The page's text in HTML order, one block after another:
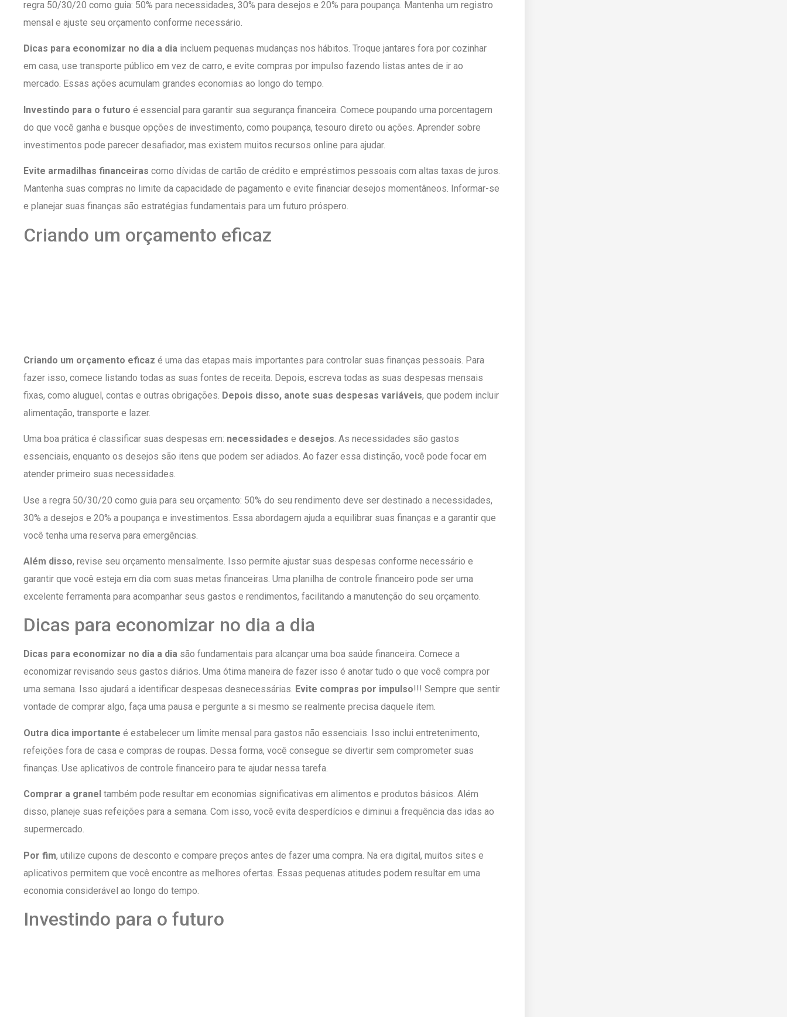
regra 50/30/20 como guia: 50% para necessidades, 30% para desejos e 20% para poupança. Mantenha um registro
mensal e ajuste seu orçamento conforme necessário.
Dicas para economizar no dia a dia incluem pequenas mudanças nos hábitos. Troque jantares fora por cozinhar
em casa, use transporte público em vez de carro, e evite compras por impulso fazendo listas antes de ir ao
mercado. Essas ações acumulam grandes economias ao longo do tempo.
Investindo para o futuro é essencial para garantir sua segurança financeira. Comece poupando uma porcentagem
do que você ganha e busque opções de investimento, como poupança, tesouro direto ou ações. Aprender sobre
investimentos pode parecer desafiador, mas existem muitos recursos online para ajudar.
Evite armadilhas financeiras como dívidas de cartão de crédito e empréstimos pessoais com altas taxas de juros.
Mantenha suas compras no limite da capacidade de pagamento e evite financiar desejos momentâneos. Informar-se
e planejar suas finanças são estratégias fundamentais para um futuro próspero.
Criando um orçamento eficaz
Criando um orçamento eficaz é uma das etapas mais importantes para controlar suas finanças pessoais. Para
fazer isso, comece listando todas as suas fontes de receita. Depois, escreva todas as suas despesas mensais
fixas, como aluguel, contas e outras obrigações. Depois disso, anote suas despesas variáveis, que podem incluir
alimentação, transporte e lazer.
Uma boa prática é classificar suas despesas em: necessidades e desejos. As necessidades são gastos
essenciais, enquanto os desejos são itens que podem ser adiados. Ao fazer essa distinção, você pode focar em
atender primeiro suas necessidades.
Use a regra 50/30/20 como guia para seu orçamento: 50% do seu rendimento deve ser destinado a necessidades,
30% a desejos e 20% a poupança e investimentos. Essa abordagem ajuda a equilibrar suas finanças e a garantir que
você tenha uma reserva para emergências.
Além disso, revise seu orçamento mensalmente. Isso permite ajustar suas despesas conforme necessário e
garantir que você esteja em dia com suas metas financeiras. Uma planilha de controle financeiro pode ser uma
excelente ferramenta para acompanhar seus gastos e rendimentos, facilitando a manutenção do seu orçamento.
Dicas para economizar no dia a dia
Dicas para economizar no dia a dia são fundamentais para alcançar uma boa saúde financeira. Comece a
economizar revisando seus gastos diários. Uma ótima maneira de fazer isso é anotar tudo o que você compra por
uma semana. Isso ajudará a identificar despesas desnecessárias. Evite compras por impulso!!! Sempre que sentir
vontade de comprar algo, faça uma pausa e pergunte a si mesmo se realmente precisa daquele item.
Outra dica importante é estabelecer um limite mensal para gastos não essenciais. Isso inclui entretenimento,
refeições fora de casa e compras de roupas. Dessa forma, você consegue se divertir sem comprometer suas
finanças. Use aplicativos de controle financeiro para te ajudar nessa tarefa.
Comprar a granel também pode resultar em economias significativas em alimentos e produtos básicos. Além
disso, planeje suas refeições para a semana. Com isso, você evita desperdícios e diminui a frequência das idas ao
supermercado.
Por fim, utilize cupons de desconto e compare preços antes de fazer uma compra. Na era digital, muitos sites e
aplicativos permitem que você encontre as melhores ofertas. Essas pequenas atitudes podem resultar em uma
economia considerável ao longo do tempo.
Investindo para o futuro